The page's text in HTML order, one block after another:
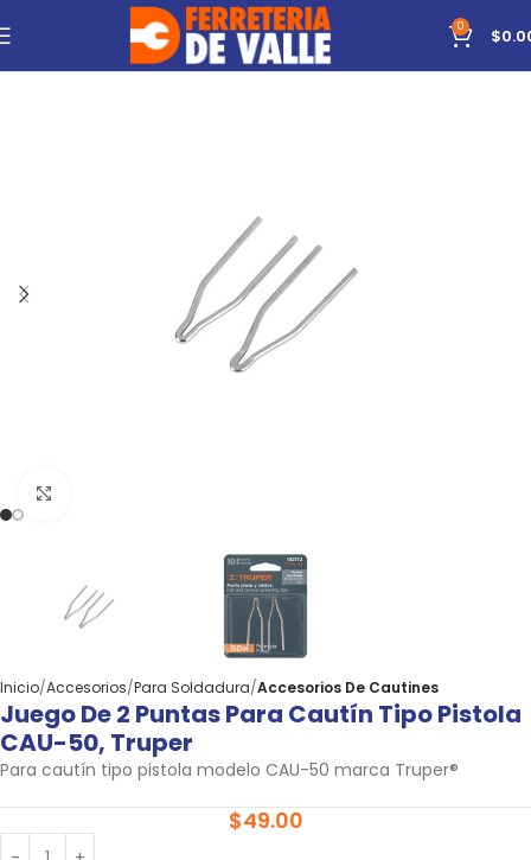
0 $
Inicio Accesorios Para Soldadura Accesorios De Cautines
Juego De 2 Puntas Para Cautín Tipo Pistola
CAU-50, Truper
Para cautín tipo pistola modelo CAU-50 marca Truper®
$49.00